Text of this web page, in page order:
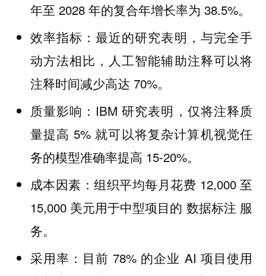
年至 2028 年的复合年增长率为 38.5%。
效率指标 ：最近的研究表明，与完全手
动方法相比，人工智能辅助注释可以将
注释时间减少高达 70%。
质量影响 ：IBM 研究表明，仅将注释质
量提高 5% 就可以将复杂计算机视觉任
务的模型准确率提高 15-20%。
成本因素 ：组织平均每月花费 12,000 至
15,000 美元用于中型项目的 数据标注 服
务。
采用率 ：目前 78% 的企业 AI 项目使用